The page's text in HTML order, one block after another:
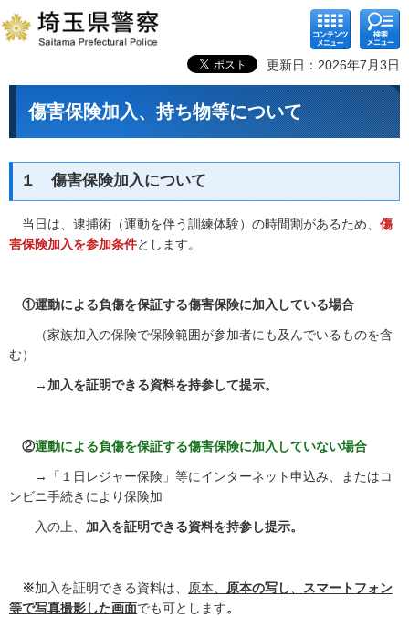
コンテ
ンツメ
ニュー
検索メ
ニュー
更新日：2026年7月3日
傷害保険加入、持ち物等について
１ 傷害保険加入について
当日は、逮捕術（運動を伴う訓練体験）の時間割があるため、 傷
害保険加入を参加条件とします。
①運動による負傷を保証する傷害保険に加入している場合
（家族加入の保険で保険範囲が参加者にも及んでいるものを含
む）
→ 加入を証明できる資料を持参して提示。
②運動による負傷を保証する傷害保険に加入していない場合
→「１日レジャー保険」等にインターネット申込み、またはコ
ンビニ手続きにより保険加
入の上、 加入を証明できる資料を持参し提示。
※加入を証明できる資料は、 原本、 原本の写し
スマートフォン
等で写真撮影した画面でも可とします。